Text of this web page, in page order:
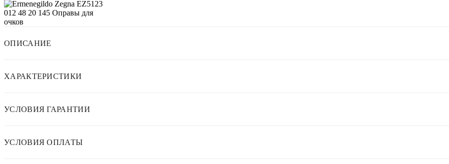
ОПИСАНИЕ
ХАРАКТЕРИСТИКИ
УСЛОВИЯ ГАРАНТИИ
УСЛОВИЯ ОПЛАТЫ